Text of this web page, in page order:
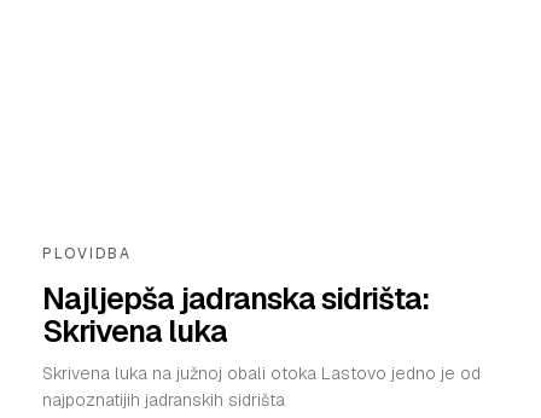
PLOVIDBA
Najljepša jadranska sidrišta:
Skrivena luka
Skrivena luka na južnoj obali otoka Lastovo jedno je od
najpoznatijih jadranskih sidrišta